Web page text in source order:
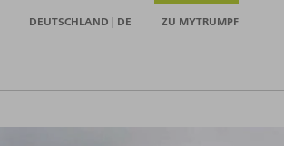
DEUTSCHLAND | DE ZU MYTRUMPF